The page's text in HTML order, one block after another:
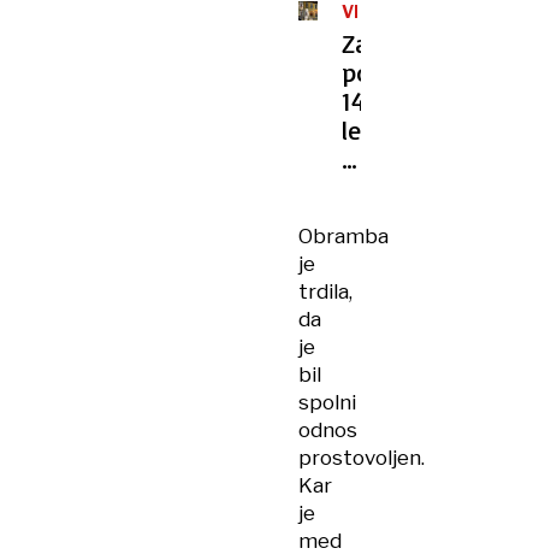
VIŠJE
SODIŠČE
Zaradi
posilstva
14-
letnice
enkrat
oproščen
Obramba
je
trdila,
da
je
bil
spolni
odnos
prostovoljen.
Kar
je
med